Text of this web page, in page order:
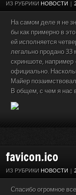
ИЗ РУБРИКИ НОВОСТИ |
На самом деле я не
бы как примерно в
ей исполняется
легально продано 33
скриншоте, например
официально.
Майер
В общем, с чем я нас
favicon.ico
ИЗ РУБРИКИ НОВОСТИ |
Спасибо огромное